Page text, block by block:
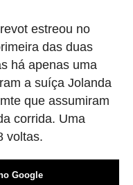
estreou no
das duas
há apenas uma
a suíça Jolanda
que assumiram
corrida. Uma
voltas.
Google